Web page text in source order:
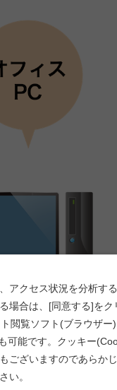
アクセス状況を分析す
場合は、[同意する]を
閲覧ソフト(ブラウザ
可能です。クッキー
ございますのであらか
い。